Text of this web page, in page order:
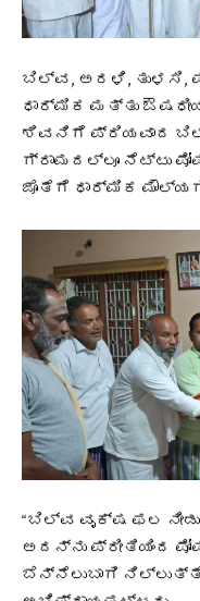
ಬಿಲ್ವ, ಅರಳಿ, ತುಳಸಿ,
ಧಾರ್ಮಿಕ ಮತ್ತು
ಶಿವನಿಗೆ ಪ್ರಿಯವಾದ
ಗ್ರಾಮದಲ್ಲೂ ನೆಟ್ಟು
ಜೊತೆಗೆ ಧಾರ್ಮಿಕ
“ಬಿಲ್ವ ವೃಕ್ಷ ಫಲ
ಅದನ್ನು ಪ್ರೀತಿಯಿಂದ
ಬೆನ್ನೆಲುಬಾಗಿ